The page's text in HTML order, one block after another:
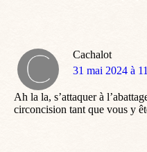
Cachalot
dit
31 mai 2024 à
Ah la la, s’attaquer à
circoncision tant que vous y